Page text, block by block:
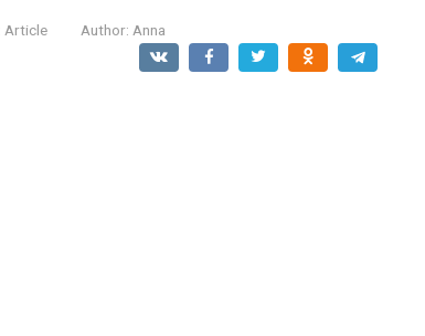
Article Author: Anna